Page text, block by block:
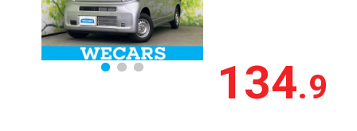
134.9